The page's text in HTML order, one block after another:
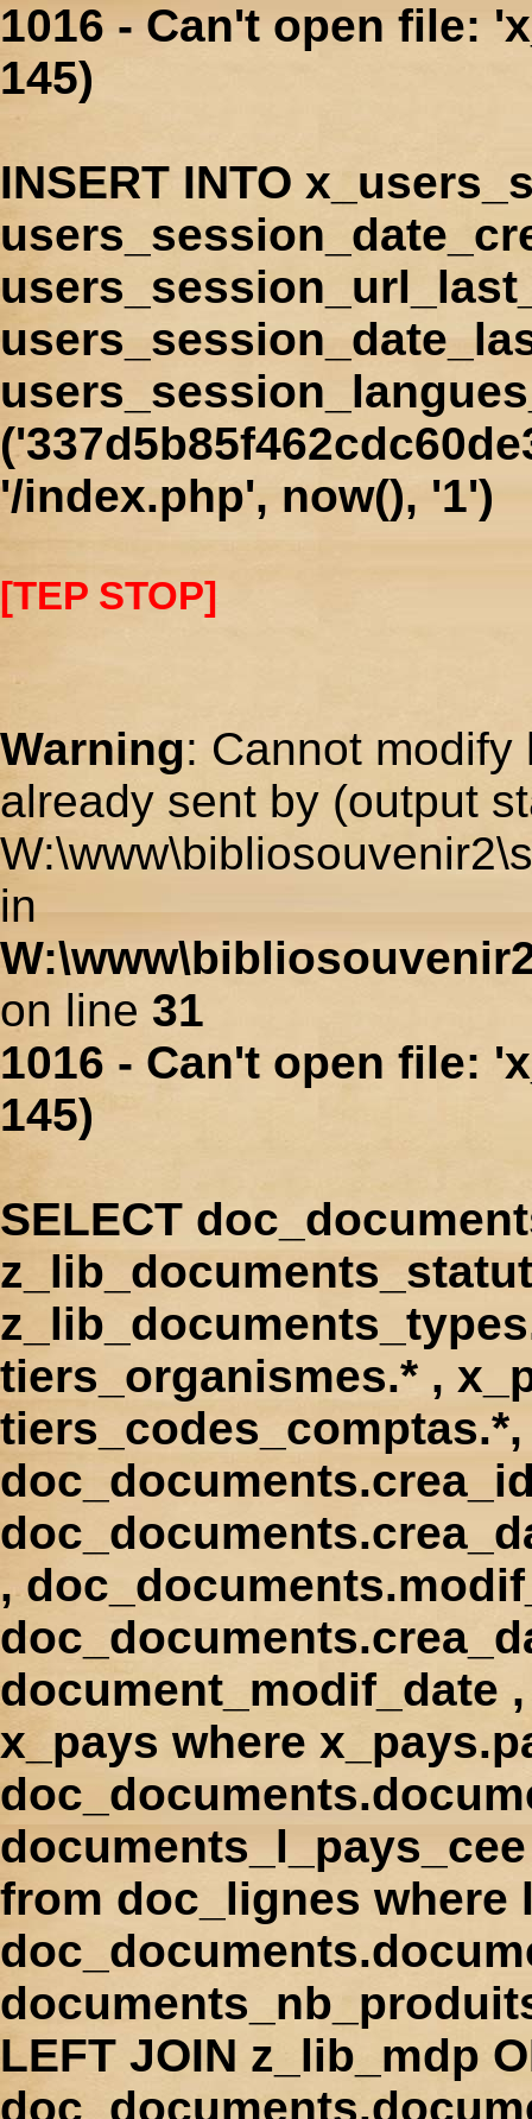
1016 - Can't open file:
145)
INSERT INTO
'/index.php', now(), '1')
[TEP STOP]
Warning: Cannot
already sent by (output
in
on line 31
1016 - Can't open file:
145)
SELECT
tiers_organismes.* ,
,
document_modif_date
x_pays where
from doc_lignes where
LEFT JOIN z_lib_mdp